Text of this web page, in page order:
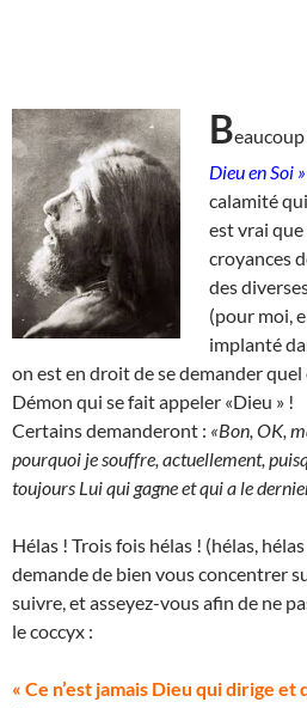
B
Dieu en Soi »
calamité
est vrai
croyances
des
(pour moi,
implanté
on est en droit de se demander
Démon qui se fait appeler «Dieu » !
Certains demanderont : «Bon, OK,
pourquoi je souffre, actuellement,
toujours Lui qui gagne et qui a le
Hélas ! Trois fois hélas ! (hélas,
demande de bien vous concentrer
suivre, et asseyez-vous afin de ne
le coccyx :
« Ce n’est jamais Dieu qui dirige et